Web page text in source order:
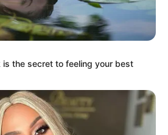
дней коммунальное
напоминает, что в Харькове
некоторые кладбища.
и 17;
Мемориал жертвам
репрессий.
что там до сих пор
риск дистанционного